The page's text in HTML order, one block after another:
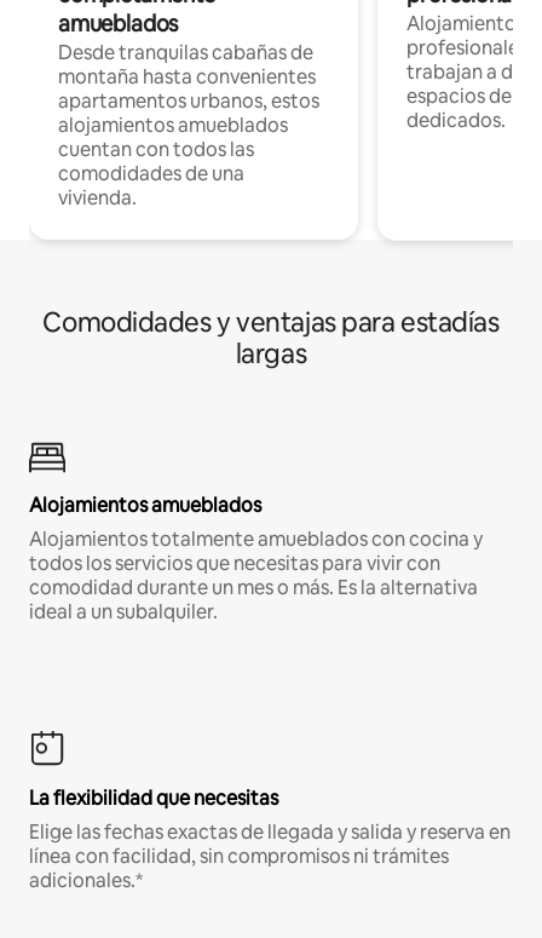
amueblados
Desde tranquilas cabañas de
montaña hasta convenientes
apartamentos urbanos, estos
alojamientos amueblados
cuentan con todos las
comodidades de una
vivienda.
Alojamientos
profesionales
trabajan a
espacios de
dedicados.
Comodidades y ventajas para estadías
largas
Alojamientos amueblados
Alojamientos totalmente amueblados con cocina y
todos los servicios que necesitas para vivir con
comodidad durante un mes o más. Es la alternativa
ideal a un subalquiler.
La flexibilidad que necesitas
Elige las fechas exactas de llegada y salida y reserva en
línea con facilidad, sin compromisos ni trámites
adicionales.*